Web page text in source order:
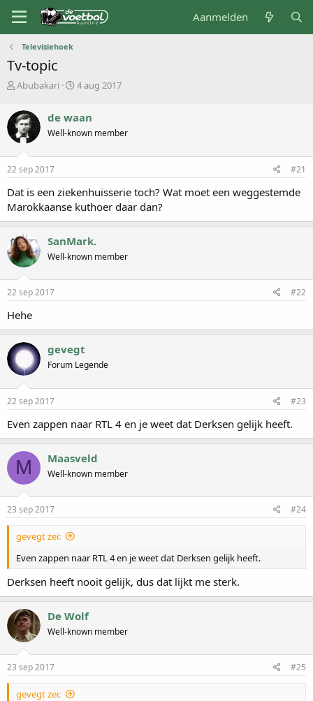
Aanmelden
Televisiehoek
Tv-topic
O
d
e
r
w
e
r
s
t
a
r
t
e
Abubakari
S
r
t
a
m
4 aug 2017
de waan
Well-known member
22 sep 2017 #21
Dat is een ziekenhuisserie toch? Wat moet een weggestemde
Marokkaanse kuthoer daar dan?
SanMark.
Well-known member
22 sep 2017 #22
Hehe
gevegt
Forum Legende
22 sep 2017 #23
Even zappen naar RTL 4 en je weet dat Derksen gelijk heeft.
M Maasveld
Well-known member
23 sep 2017 #24
gevegt zei:
Even zappen naar RTL 4 en je weet dat Derksen gelijk heeft.
Derksen heeft nooit gelijk, dus dat lijkt me sterk.
De Wolf
Well-known member
23 sep 2017 #25
gevegt zei: